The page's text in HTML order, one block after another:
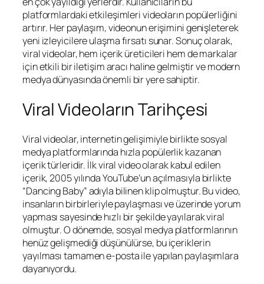
platformlardaki etkileşimleri videoların popülerliğini
artırır. Her paylaşım, videonun erişimini genişleterek
yeni izleyicilere ulaşma fırsatı sunar. Sonuç olarak,
viral videolar, hem içerik üreticileri hem de markalar
için etkili bir iletişim aracı haline gelmiştir ve modern
medya dünyasında önemli bir yere sahiptir.
Viral Videoların Tarihçesi
Viral videolar, internetin gelişimiyle birlikte sosyal
medya platformlarında hızla popülerlik kazanan
içerik türleridir. İlk viral video olarak kabul edilen
içerik, 2005 yılında YouTube’un açılmasıyla birlikte
“Dancing Baby” adıyla bilinen klip olmuştur. Bu video,
insanların birbirleriyle paylaşması ve üzerinde yorum
yapması sayesinde hızlı bir şekilde yayılarak viral
olmuştur. O dönemde, sosyal medya platformlarının
henüz gelişmediği düşünülürse, bu içeriklerin
yayılması tamamen e-posta ile yapılan paylaşımlara
dayanıyordu.